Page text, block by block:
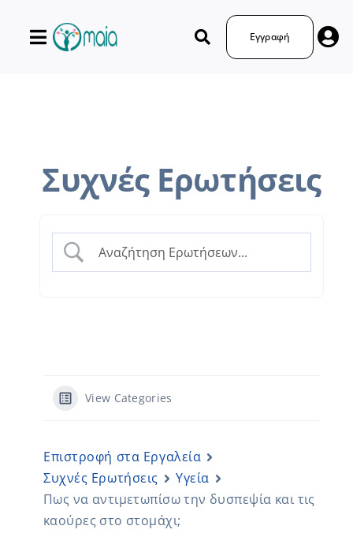
Εγγραφή
Συχνές Ερωτήσεις
View Categories
Επιστροφή στα Εργαλεία
Συχνές Ερωτήσεις
Υγεία
Πως να αντιμετωπίσω την δυσπεψία και τις
καούρες στο στομάχι;